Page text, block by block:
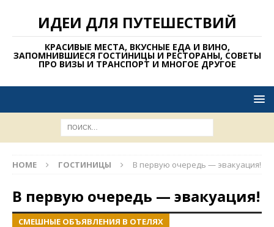
ИДЕИ ДЛЯ ПУТЕШЕСТВИЙ
КРАСИВЫЕ МЕСТА, ВКУСНЫЕ ЕДА И ВИНО,
ЗАПОМНИВШИЕСЯ ГОСТИНИЦЫ И РЕСТОРАНЫ, СОВЕТЫ
ПРО ВИЗЫ И ТРАНСПОРТ И МНОГОЕ ДРУГОЕ
HOME ГОСТИНИЦЫ В первую очередь — эвакуация!
В первую очередь — эвакуация!
СМЕШНЫЕ ОБЪЯВЛЕНИЯ В ОТЕЛЯХ